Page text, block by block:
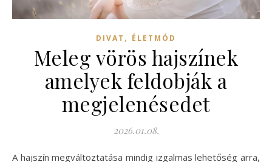
DIVAT , ÉLETMÓD
Meleg vörös hajszínek
amelyek feldobják a
megjelenésedet
2026.01.08.
A hajszín megváltoztatása mindig izgalmas lehetőség arra,